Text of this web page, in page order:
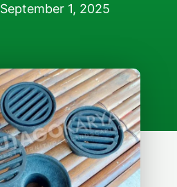
September 1, 2025